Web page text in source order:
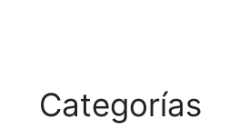
Categorías